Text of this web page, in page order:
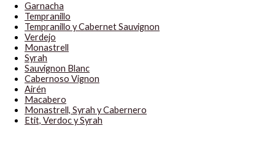
Garnacha
Tempranillo
Tempranillo y Cabernet Sauvignon
Verdejo
Monastrell
Syrah
Sauvignon Blanc
Cabernoso Vignon
Airén
Macabero
Monastrell, Syrah y Cabernero
Etit, Verdoc y Syrah